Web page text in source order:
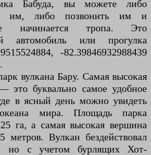
Бабуда, вы можете либо
им, либо позвонить им и
начинается тропа. Это
автомобиль или прогулка
-82.39846932988439
вулкана Бару. Самая высокая
это буквально самое удобное
в ясный день можно увидеть
мира. Площадь парка
га, а самая высокая вершина
Вулкан бездействовал
но с учетом бурлящих Хот-